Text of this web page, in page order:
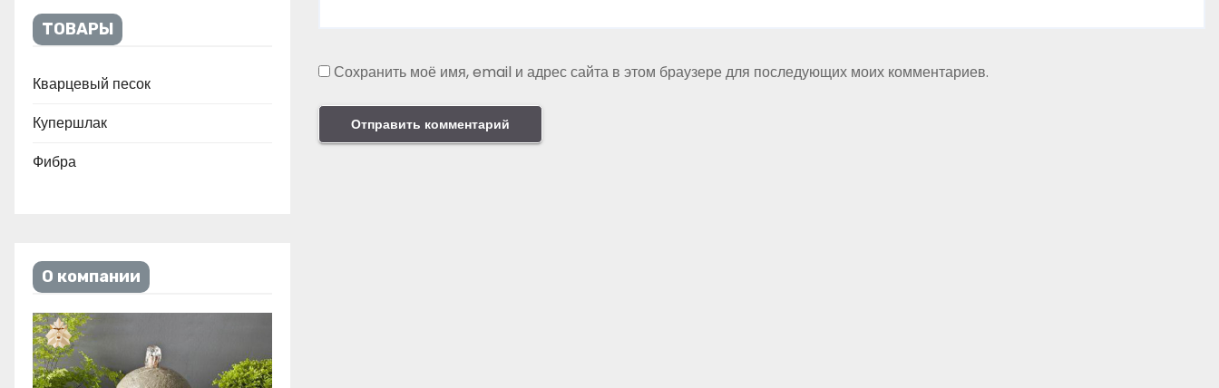
ТОВАРЫ
Кварцевый песок
Купершлак
Фибра
О компании
Сохранить моё имя, email и адрес сайта в этом браузере для последующих моих комментариев.